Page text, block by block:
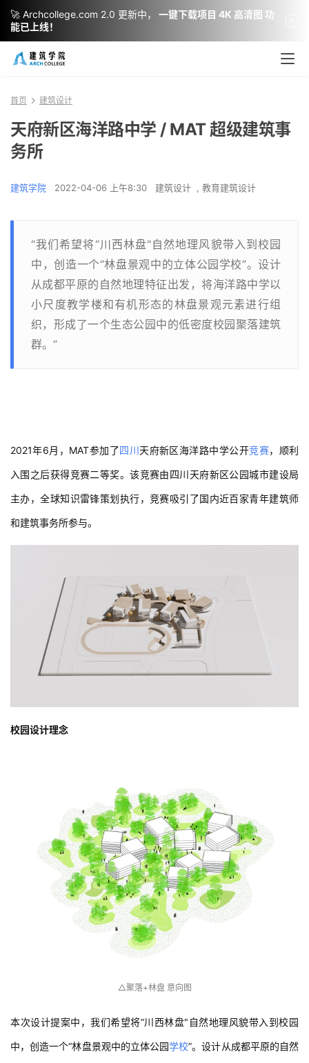
首页 建筑设计
天府新区海洋路中学 / MAT 超级建筑事
务所
建筑学院 2022-04-06 上午8:30 建筑设计 , 教育建筑设计
“我们希望将“川西林盘"自然地理风貌带入到校园
中，创造一个“林盘景观中的立体公园学校”。设计
从成都平原的自然地理特征出发，将海洋路中学以
小尺度教学楼和有机形态的林盘景观元素进行组
织，形成了一个生态公园中的低密度校园聚落建筑
群。”
2021年6月，MAT参加了四川天府新区海洋路中学公开竞赛，顺利
入围之后获得竞赛二等奖。该竞赛由四川天府新区公园城市建设局
主办，全球知识雷锋策划执行，竞赛吸引了国内近百家青年建筑师
和建筑事务所参与。
校园设计理念
△聚落+林盘 意向图
本次设计提案中，我们希望将“川西林盘"自然地理风貌带入到校园
中，创造一个“林盘景观中的立体公园学校”。设计从成都平原的自然
🚀 Archcollege.com 2.0 更新中，
一键下载项目 4K 高清图 功
能已上线！